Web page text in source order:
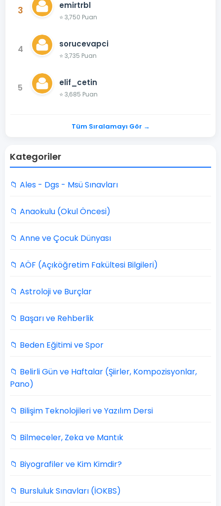
3 emirtrbl
⭐ 3,750 Puan
4 sorucevapci
⭐ 3,735 Puan
5 elif_cetin
⭐ 3,685 Puan
Tüm Sıralamayı Gör →
Kategoriler
📁 Ales - Dgs - Msü Sınavları
📁 Anaokulu (Okul Öncesi)
📁 Anne ve Çocuk Dünyası
📁 AÖF (Açıköğretim Fakültesi Bilgileri)
📁 Astroloji ve Burçlar
📁 Başarı ve Rehberlik
📁 Beden Eğitimi ve Spor
📁 Belirli Gün ve Haftalar (Şiirler, Kompozisyonlar,
Pano)
📁 Bilişim Teknolojileri ve Yazılım Dersi
📁 Bilmeceler, Zeka ve Mantık
📁 Biyografiler ve Kim Kimdir?
📁 Bursluluk Sınavları (İOKBS)